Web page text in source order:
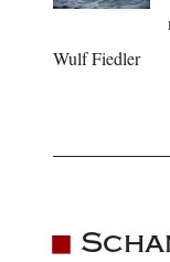
Wulf Fiedler